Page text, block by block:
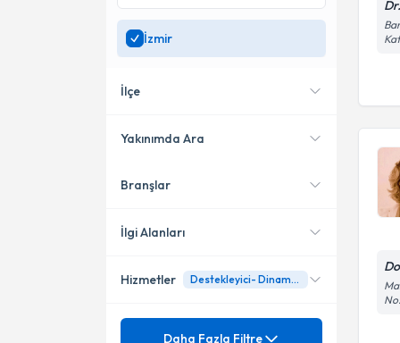
İzmir
İlçe
Konak
Bayraklı
Yakınımda Ara
Konumuma yakın uzmanları
Branşlar
Psikiyatri
İlgi Alanları
Agorafobi
Hizmetler Destekleyici- Dinamik Psikoterapi
Mezuniyet
Daha Fazla Filtre